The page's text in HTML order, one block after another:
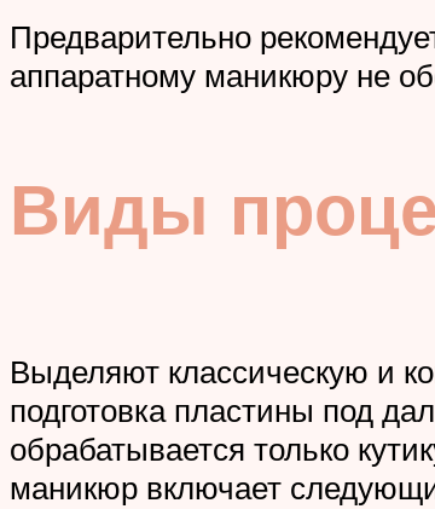
Предварительно
аппаратному маникюру не
Виды
Выделяют классическую и
подготовка пластины под
обрабатывается только
маникюр включает